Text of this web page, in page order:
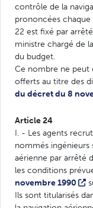
contrôle de la
prononcées chaque
22 est fixé par
ministre chargé de
du budget.
Ce nombre ne peut
offerts au titre des
du décret du 8
Article 24
I. - Les agents
nommés ingénieurs
aérienne par arrêté
les conditions
novembre 1990
Ils sont titularisés